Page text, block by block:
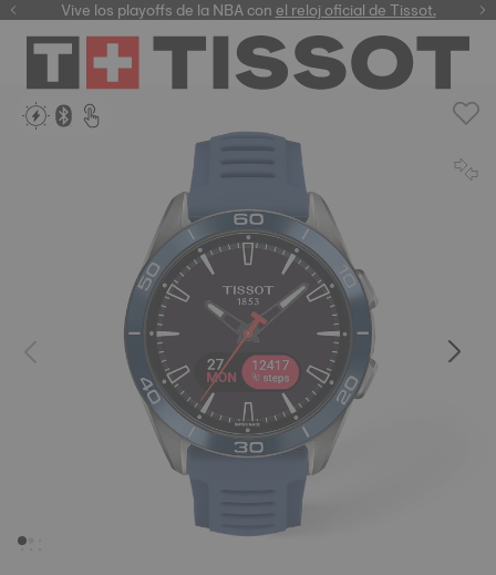
Vive los playoffs de la NBA conel reloj oficial de Tissot.